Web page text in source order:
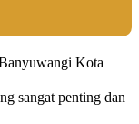
sangat penting dan